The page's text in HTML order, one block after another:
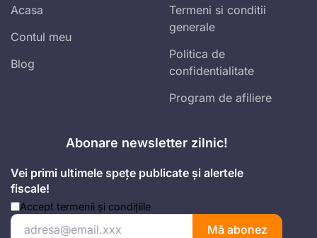
Acasa
Contul meu
Blog
Termeni si conditii
generale
Politica de
confidentialitate
Program de afiliere
Abonare newsletter zilnic!
Vei primi ultimele spețe publicate și alertele
fiscale!
Accept termenii și condițiile
Mă abonez